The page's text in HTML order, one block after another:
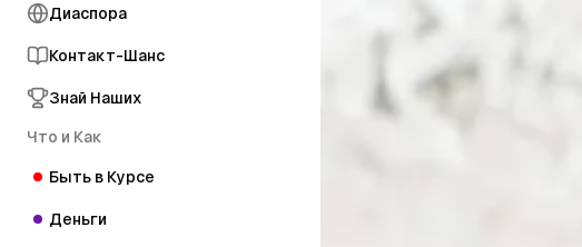
Диаспора
Контакт-Шанс
Знай Наших
Что и Как
Быть в Курсе
Деньги